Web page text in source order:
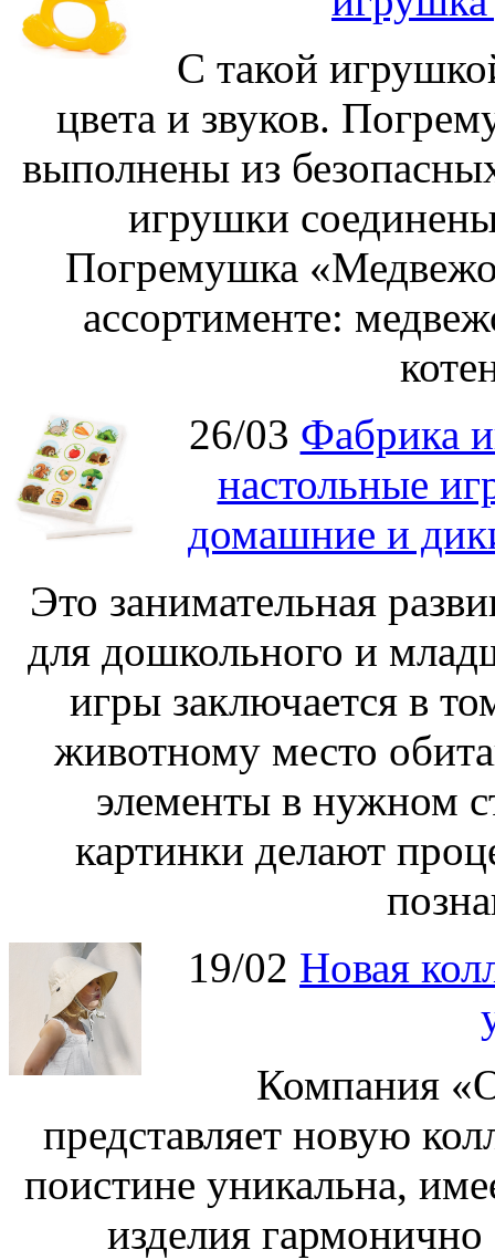
С такой
цвета и звуков.
выполнены из
игрушки
Погремушка
ассортименте:
26/03 Фабрика
настольные
домашние и
Это занимательная
для дошкольного и
игры заключается в
животному место
элементы в нужном
картинки делают
19/02 Новая
Компания
представляет новую
поистине уникальна,
изделия